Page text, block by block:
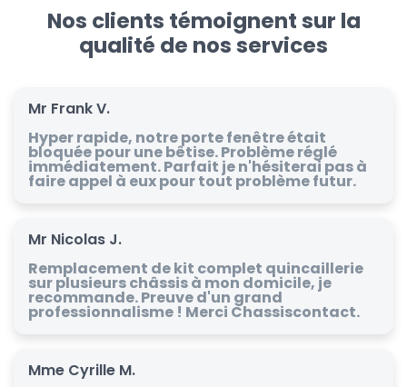
Nos clients témoignent sur la
qualité de nos services
Mr Frank V.
Hyper rapide, notre porte fenêtre était
bloquée pour une bêtise. Problème réglé
immédiatement. Parfait je n'hésiterai pas à
faire appel à eux pour tout problème futur.
Mr Nicolas J.
Remplacement de kit complet quincaillerie
sur plusieurs châssis à mon domicile, je
recommande. Preuve d'un grand
professionnalisme ! Merci Chassiscontact.
Mme Cyrille M.